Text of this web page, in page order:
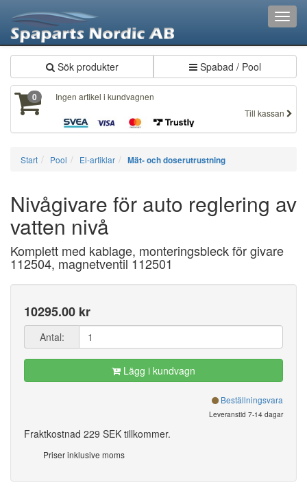
Sök produkter Spabad / Pool
0
Ingen artikel i kundvagnen
Till kassan
Start Pool El-artiklar Mät- och doserutrustning
Nivågivare för auto reglering av
vatten nivå
Komplett med kablage, monteringsbleck för givare
112504, magnetventil 112501
10295.00 kr
Antal:
Lägg i kundvagn
Beställningsvara
Leveranstid 7-14 dagar
Fraktkostnad 229 SEK tillkommer.
Priser inklusive moms